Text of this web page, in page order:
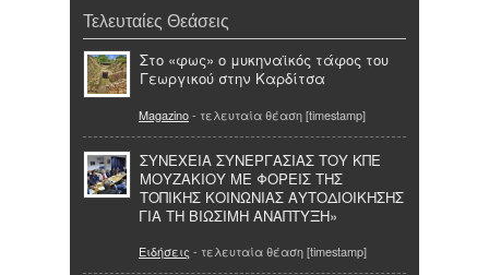
Τελευταίες Θεάσεις
Στο «φως» ο μυκηναϊκός τάφος του
Γεωργικού στην Καρδίτσα
Magazino- τελευταία θέαση [timestamp]
ΣΥΝΕΧΕΙΑ ΣΥΝΕΡΓΑΣΙΑΣ ΤΟΥ ΚΠΕ
ΜΟΥΖΑΚΙΟΥ ΜΕ ΦΟΡΕΙΣ ΤΗΣ
ΤΟΠΙΚΗΣ ΚΟΙΝΩΝΙΑΣ ΑΥΤΟΔΙΟΙΚΗΣΗΣ
ΓΙΑ ΤΗ ΒΙΩΣΙΜΗ ΑΝΑΠΤΥΞΗ»
Ειδήσεις - τελευταία θέαση [timestamp]